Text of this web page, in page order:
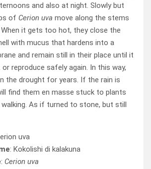
and also at night. Slowly but
of Cerion uva move along the stems
it gets too hot, they close the
with mucus that hardens into a
and remain still in their place until it
reproduce safely again. In this way,
the drought for years. If the rain is
find them en masse stuck to plants
walking. As if turned to stone, but still
uva
: Kokolishi di kalakuna
: Cerion uva